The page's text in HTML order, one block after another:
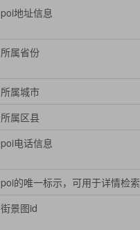
poi地址信息
所属省份
所属城市
所属区县
poi电话信息
poi的唯一标示，可用于详情检索
街景图id